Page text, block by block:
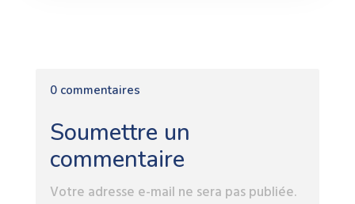
0 commentaires
Soumettre un
commentaire
Votre adresse e-mail ne sera pas publiée.